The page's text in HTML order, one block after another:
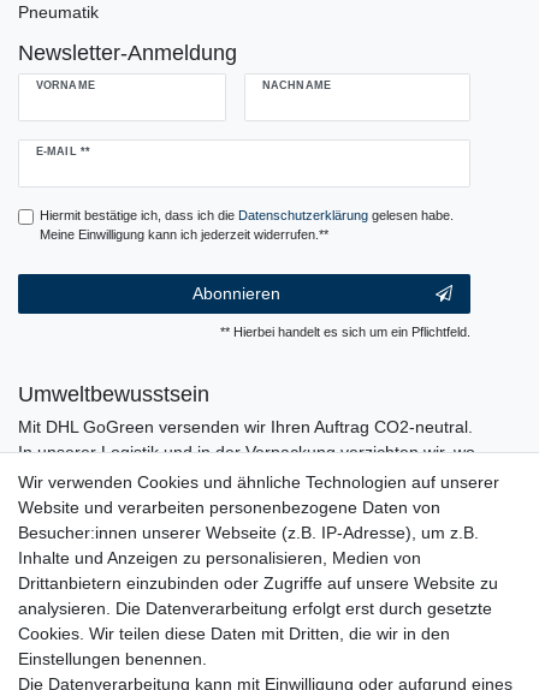
Pneumatik
Newsletter-Anmeldung
VORNAME NACHNAME
E-MAIL **
Newsletter
Hiermit bestätige ich, dass ich die Daten­schutz­erklärunggelesen habe.
Meine Einwilligung kann ich jederzeit widerrufen.**
Abonnieren
** Hierbei handelt es sich um ein Pflichtfeld.
Umweltbewusstsein
Mit DHL GoGreen versenden wir Ihren Auftrag CO2-neutral.
In unserer Logistik und in der Verpackung verzichten wir, wo
immer es möglich ist, auf den Einsatz von Kunststoffen und
Plastik.
Wir verwenden Cookies und ähnliche Technologien auf unserer
Website und verarbeiten personenbezogene Daten von
Besucher:innen unserer Webseite (z.B. IP-Adresse), um z.B.
Inhalte und Anzeigen zu personalisieren, Medien von
Drittanbietern einzubinden oder Zugriffe auf unsere Website zu
analysieren. Die Datenverarbeitung erfolgt erst durch gesetzte
Cookies. Wir teilen diese Daten mit Dritten, die wir in den
Einstellungen benennen.
Die Datenverarbeitung kann mit Einwilligung oder aufgrund eines